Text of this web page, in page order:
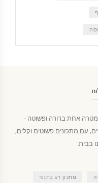
אחת ברורה ופשוטה -
עם מתכונים פשוטים וקלים,
בבית.
מתכון דג בתנור